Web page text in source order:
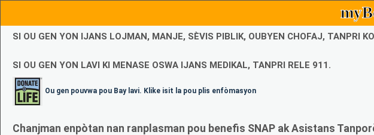
SI OU GEN YON IJANS LOJMAN, MANJE, SÈVIS PIBLIK, OUBYEN CHOFAJ, TANPRI
SI OU GEN YON LAVI KI MENASE OSWA IJANS MEDIKAL, TANPRI RELE 911.
Ou gen pouvwa pou Bay lavi. Klike isit la pou plis enfòmasyon
Chanjman enpòtan nan ranplasman pou benefis SNAP ak Asistans